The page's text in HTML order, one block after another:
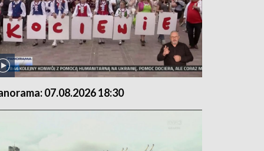
07.08.2026 18:30